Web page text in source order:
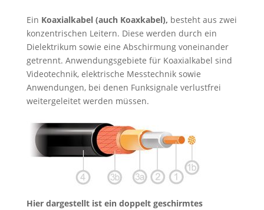
Ein Koaxialkabel (auch Koaxkabel), besteht aus zwei
konzentrischen Leitern. Diese werden durch ein
Dielektrikum sowie eine Abschirmung voneinander
getrennt. Anwendungsgebiete für Koaxialkabel sind
Videotechnik, elektrische Messtechnik sowie
Anwendungen, bei denen Funksignale verlustfrei
weitergeleitet werden müssen.
Hier dargestellt ist ein doppelt geschirmtes